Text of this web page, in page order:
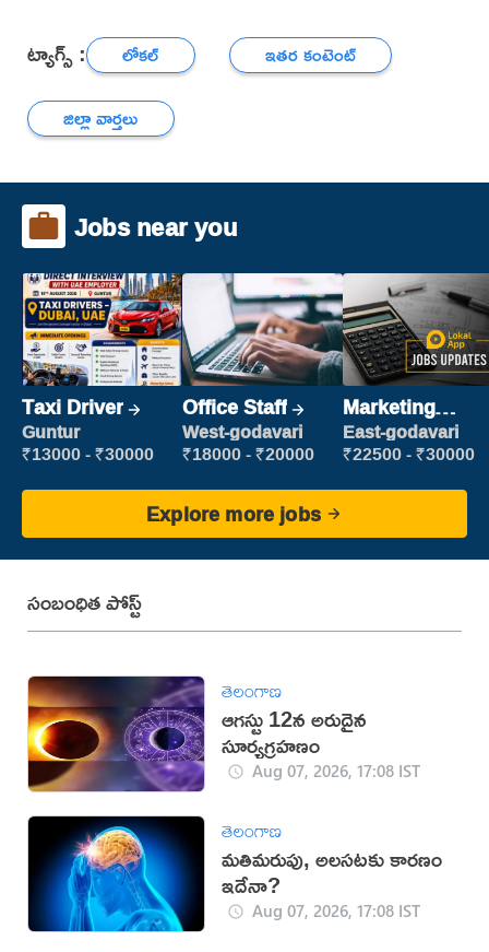
ట్యాగ్స్ : లోకల్
ఇతర కంటెంట్
జిల్లా వార్తలు
Jobs near you
Taxi Driver
Guntur
₹13000 - ₹30000
Office Staff
West-godavari
₹18000 - ₹20000
Marketing
Executive
East-godavari
₹22500 - ₹30000
Explore more jobs
సంబంధిత పోస్ట్
తెలంగాణ
ఆగస్టు 12న అరుదైన
సూర్యగ్రహణం
Aug 07, 2026, 17:08 IST
తెలంగాణ
మతిమరుపు, అలసటకు కారణం
ఇదేనా?
Aug 07, 2026, 17:08 IST